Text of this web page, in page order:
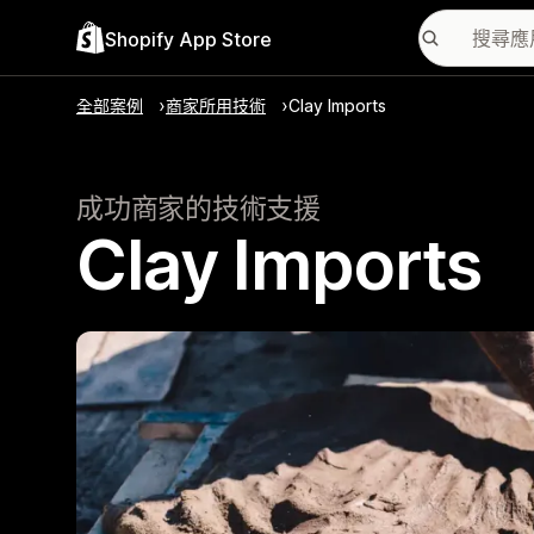
Shopify App Store
全部案例 商家所用技術 Clay Imports
成功商家的技術支援
Clay Imports